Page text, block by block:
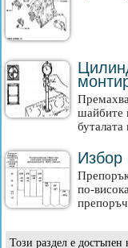
шайбите
буталата
Избор
по-
Този раздел е достъпен